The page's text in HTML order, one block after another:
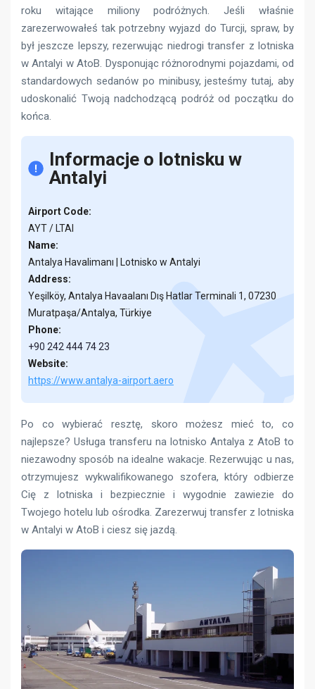
roku witające miliony podróżnych. Jeśli właśnie
zarezerwowałeś tak potrzebny wyjazd do Turcji, spraw, by
był jeszcze lepszy, rezerwując niedrogi transfer z lotniska
w Antalyi w AtoB. Dysponując różnorodnymi pojazdami, od
standardowych sedanów po minibusy, jesteśmy tutaj, aby
udoskonalić Twoją nadchodzącą podróż od początku do
końca.
Informacje o lotnisku w
Antalyi
Airport Code:
AYT / LTAI
Name:
Antalya Havalimanı | Lotnisko w Antalyi
Address:
Yeşilköy, Antalya Havaalanı Dış Hatlar Terminali 1, 07230
Muratpaşa/Antalya, Türkiye
Phone:
+90 242 444 74 23
Website:
https://www.antalya-airport.aero
Po co wybierać resztę, skoro możesz mieć to, co
najlepsze? Usługa transferu na lotnisko Antalya z AtoB to
niezawodny sposób na idealne wakacje. Rezerwując u nas,
otrzymujesz wykwalifikowanego szofera, który odbierze
Cię z lotniska i bezpiecznie i wygodnie zawiezie do
Twojego hotelu lub ośrodka. Zarezerwuj transfer z lotniska
w Antalyi w AtoB i ciesz się jazdą.